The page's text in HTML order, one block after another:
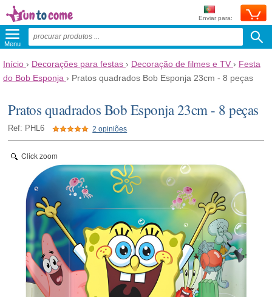
Enviar para:
Menu
Início › Decorações para festas › Decoração de filmes e TV › Festa
do Bob Esponja › Pratos quadrados Bob Esponja 23cm - 8 peças
Pratos quadrados Bob Esponja 23cm - 8 peças
Ref: PHL6 2 opiniões
Click zoom